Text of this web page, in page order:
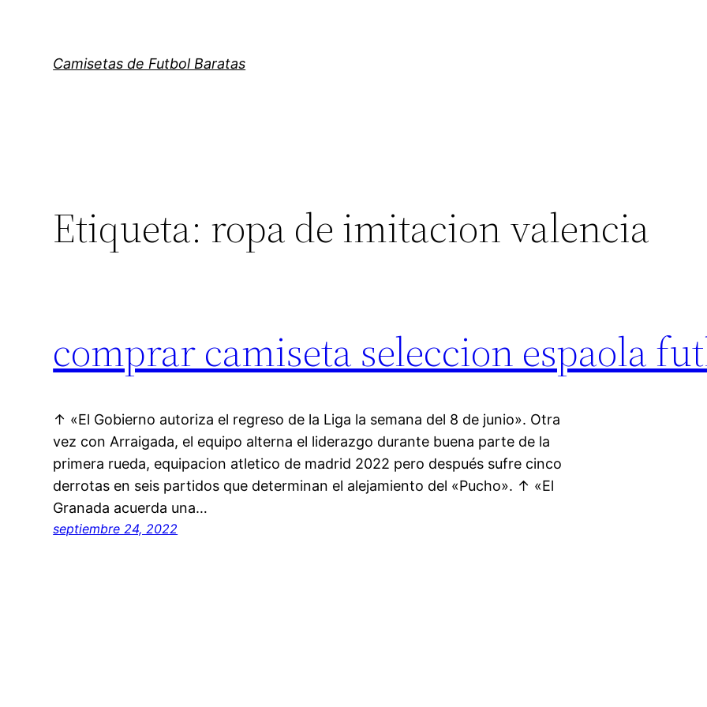
contenido
Camisetas de Futbol Baratas
Etiqueta: ropa de imitacion valencia
comprar camiseta seleccion espaola
↑ «El Gobierno autoriza el regreso de la Liga la semana del 8 de junio». Otra
vez con Arraigada, el equipo alterna el liderazgo durante buena parte de la
primera rueda, equipacion atletico de madrid 2022 pero después sufre cinco
derrotas en seis partidos que determinan el alejamiento del «Pucho». ↑ «El
Granada acuerda una…
septiembre 24, 2022